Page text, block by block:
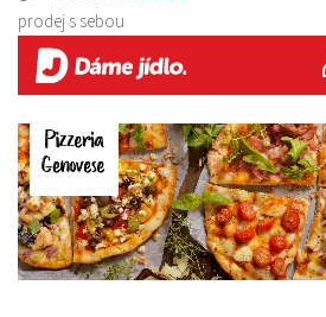
prodej s sebou